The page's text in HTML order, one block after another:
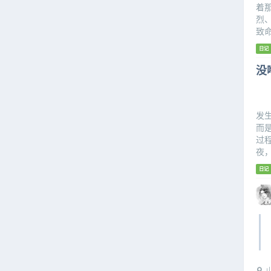
着
烈
致
日记
没
发
而
过
夜
日记